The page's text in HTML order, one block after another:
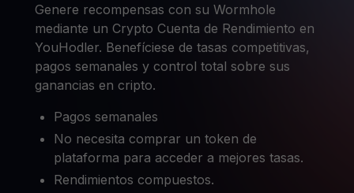
Genere recompensas con su Wormhole
mediante un Crypto Cuenta de Rendimiento en
YouHodler. Benefíciese de tasas competitivas,
pagos semanales y control total sobre sus
ganancias en cripto.
Pagos semanales
No necesita comprar un token de
plataforma para acceder a mejores tasas.
Rendimientos compuestos.